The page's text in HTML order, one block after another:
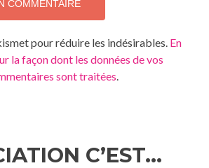
pour réduire les indésirables. En
la façon dont les données de vos
sont traitées.
C’EST…